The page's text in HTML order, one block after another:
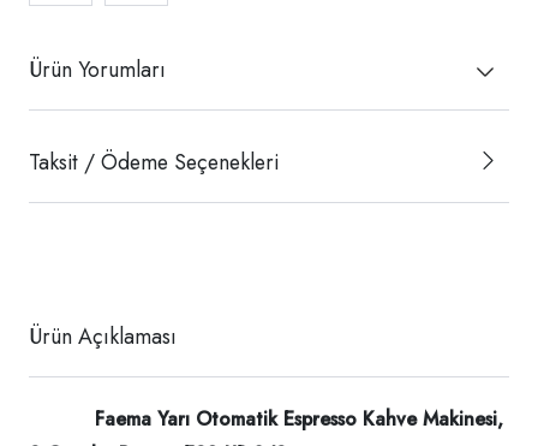
Ürün Yorumları
Taksit / Ödeme Seçenekleri
Ürün Açıklaması
Faema Yarı Otomatik Espresso Kahve Makinesi,